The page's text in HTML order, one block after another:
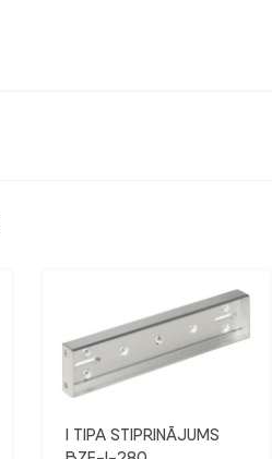
I TIPA STIPRINĀJUMS